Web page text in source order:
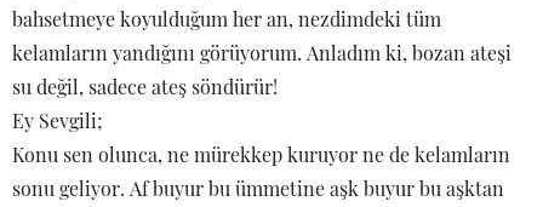
bahsetmeye koyulduğum her an, nezdimdeki tüm
kelamların yandığını görüyorum. Anladım ki, bozan ateşi
su değil, sadece ateş söndürür!
Ey Sevgili;
Konu sen olunca, ne mürekkep kuruyor ne de kelamların
sonu geliyor. Af buyur bu ümmetine aşk buyur bu aşktan